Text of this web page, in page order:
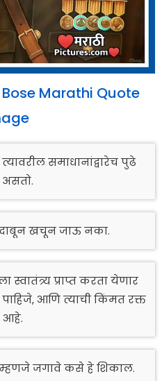
Marathi Quote
समाधानांद्वारेच पुढे
दाबून खचून जाऊ नका.
प्राप्त करता येणार
आणि त्याची किंमत रक्त
आहे.
म्हणजे जगावे कसे हे शिकाल.